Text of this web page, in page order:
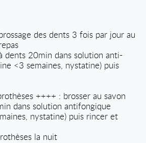
des dents 3 fois par jour au
dents 20min dans solution anti-
<3 semaines, nystatine) puis
++++ : brosser au savon
dans solution antifongique
nystatine) puis rincer et
la nuit